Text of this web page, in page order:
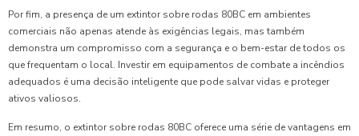
Por fim, a presença de um extintor sobre rodas 80BC em ambientes
comerciais não apenas atende às exigências legais, mas também
demonstra um compromisso com a segurança e o bem-estar de todos os
que frequentam o local. Investir em equipamentos de combate a incêndios
adequados é uma decisão inteligente que pode salvar vidas e proteger
ativos valiosos.
Em resumo, o extintor sobre rodas 80BC oferece uma série de vantagens em